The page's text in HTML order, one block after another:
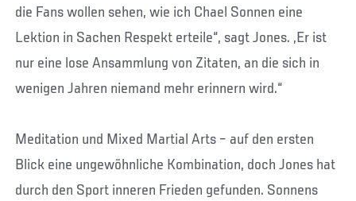
die Fans wollen sehen, wie ich Chael Sonnen eine
Lektion in Sachen Respekt erteile“, sagt Jones. „Er ist
nur eine lose Ansammlung von Zitaten, an die sich in
wenigen Jahren niemand mehr erinnern wird.“
Meditation und Mixed Martial Arts – auf den ersten
Blick eine ungewöhnliche Kombination, doch Jones hat
durch den Sport inneren Frieden gefunden. Sonnens